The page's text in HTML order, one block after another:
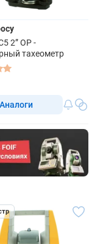
2” OP -
тахеометр
Аналоги